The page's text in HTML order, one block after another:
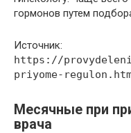
гормонов путем
Источник:
https://
priyome-
Месячные при
врача